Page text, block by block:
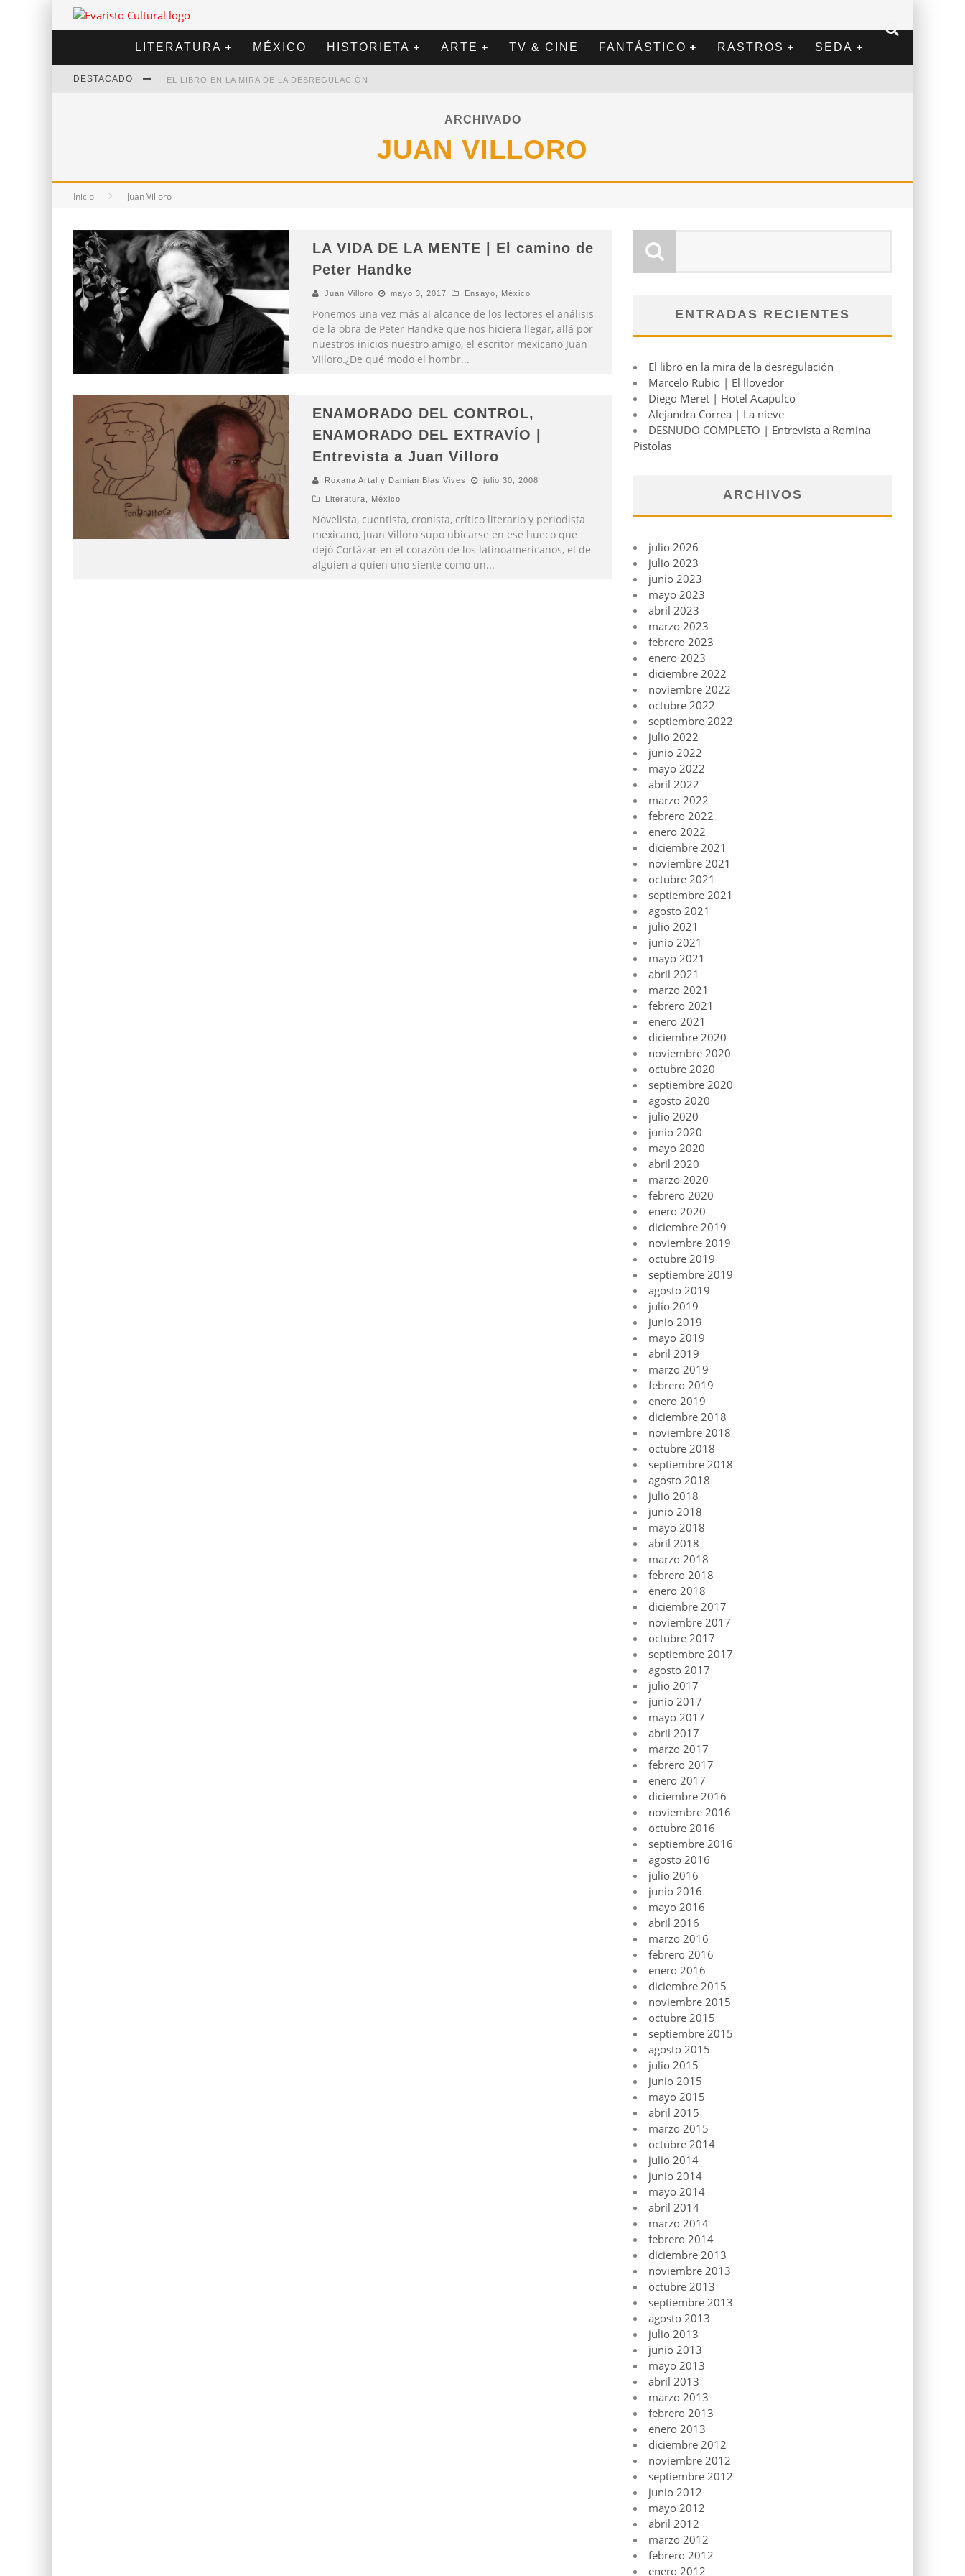
LITERATURA MÉXICO HISTORIETA ARTE TV & CINE FANTÁSTICO RASTROS SEDA
DESTACADO EL LIBRO EN LA MIRA DE LA DESREGULACIÓN
ARCHIVADO
JUAN VILLORO
Inicio Juan Villoro
LA VIDA DE LA MENTE | El camino de
Peter Handke
Juan Villoro mayo 3, 2017 Ensayo México
Ponemos una vez más al alcance de los lectores el análisis
de la obra de Peter Handke que nos hiciera llegar, allá por
nuestros inicios nuestro amigo, el escritor mexicano Juan
Villoro.¿De qué modo el hombr...
ENAMORADO DEL CONTROL,
ENAMORADO DEL EXTRAVÍO |
Entrevista a Juan Villoro
Roxana Artal y Damian Blas Vives julio 30, 2008
Literatura México
Novelista, cuentista, cronista, crítico literario y periodista
mexicano, Juan Villoro supo ubicarse en ese hueco que
dejó Cortázar en el corazón de los latinoamericanos, el de
alguien a quien uno siente como un...
ENTRADAS RECIENTES
El libro en la mira de la desregulación
Marcelo Rubio | El llovedor
Diego Meret | Hotel Acapulco
Alejandra Correa | La nieve
DESNUDO COMPLETO | Entrevista a Romina
Pistolas
ARCHIVOS
julio 2026
julio 2023
junio 2023
mayo 2023
abril 2023
marzo 2023
febrero 2023
enero 2023
diciembre 2022
noviembre 2022
octubre 2022
septiembre 2022
julio 2022
junio 2022
mayo 2022
abril 2022
marzo 2022
febrero 2022
enero 2022
diciembre 2021
noviembre 2021
octubre 2021
septiembre 2021
agosto 2021
julio 2021
junio 2021
mayo 2021
abril 2021
marzo 2021
febrero 2021
enero 2021
diciembre 2020
noviembre 2020
octubre 2020
septiembre 2020
agosto 2020
julio 2020
junio 2020
mayo 2020
abril 2020
marzo 2020
febrero 2020
enero 2020
diciembre 2019
noviembre 2019
octubre 2019
septiembre 2019
agosto 2019
julio 2019
junio 2019
mayo 2019
abril 2019
marzo 2019
febrero 2019
enero 2019
diciembre 2018
noviembre 2018
octubre 2018
septiembre 2018
agosto 2018
julio 2018
junio 2018
mayo 2018
abril 2018
marzo 2018
febrero 2018
enero 2018
diciembre 2017
noviembre 2017
octubre 2017
septiembre 2017
agosto 2017
julio 2017
junio 2017
mayo 2017
abril 2017
marzo 2017
febrero 2017
enero 2017
diciembre 2016
noviembre 2016
octubre 2016
septiembre 2016
agosto 2016
julio 2016
junio 2016
mayo 2016
abril 2016
marzo 2016
febrero 2016
enero 2016
diciembre 2015
noviembre 2015
octubre 2015
septiembre 2015
agosto 2015
julio 2015
junio 2015
mayo 2015
abril 2015
marzo 2015
octubre 2014
julio 2014
junio 2014
mayo 2014
abril 2014
marzo 2014
febrero 2014
diciembre 2013
noviembre 2013
octubre 2013
septiembre 2013
agosto 2013
julio 2013
junio 2013
mayo 2013
abril 2013
marzo 2013
febrero 2013
enero 2013
diciembre 2012
noviembre 2012
septiembre 2012
junio 2012
mayo 2012
abril 2012
marzo 2012
febrero 2012
enero 2012